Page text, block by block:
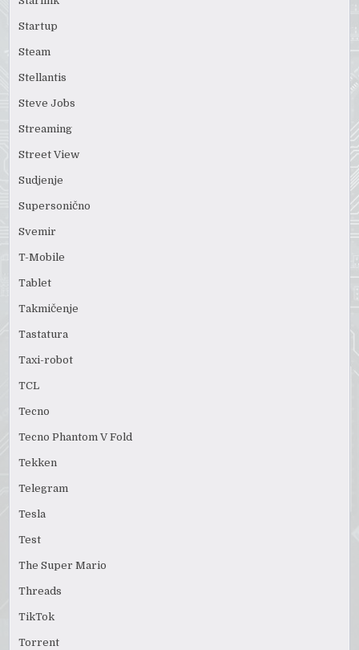
Startup
Steam
Stellantis
Steve Jobs
Streaming
Street View
Sudjenje
Supersonično
Svemir
T-Mobile
Tablet
Takmičenje
Tastatura
Taxi-robot
TCL
Tecno
Tecno Phantom V Fold
Tekken
Telegram
Tesla
Test
The Super Mario
Threads
TikTok
Torrent